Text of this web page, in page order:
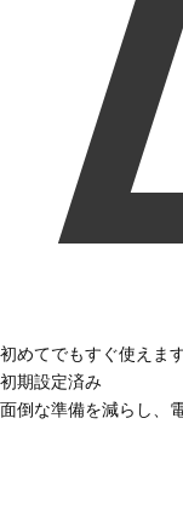
初めてでもすぐ使えま
初期設定済み
面倒な準備を減らし、